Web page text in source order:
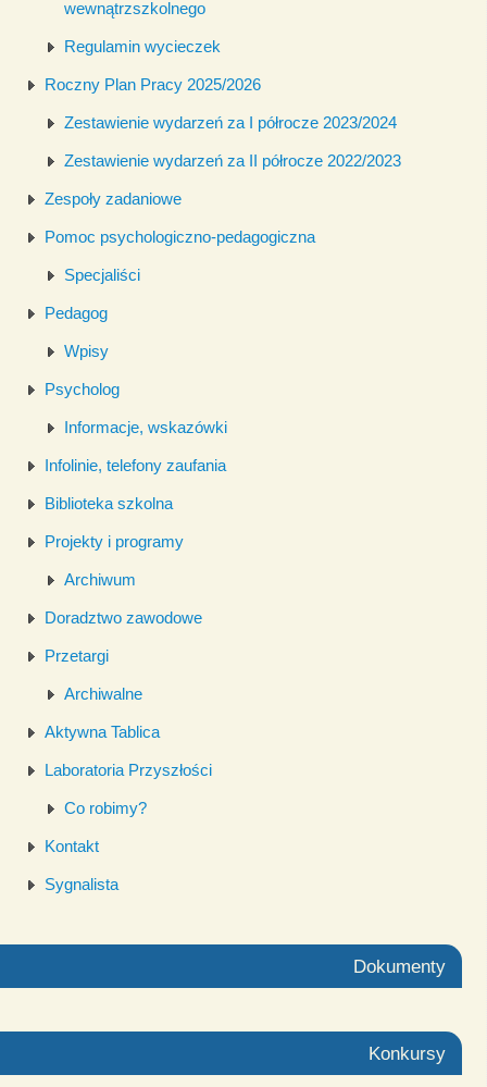
wewnątrzszkolnego
Regulamin wycieczek
Roczny Plan Pracy 2025/2026
Zestawienie wydarzeń za I półrocze 2023/2024
Zestawienie wydarzeń za II półrocze 2022/2023
Zespoły zadaniowe
Pomoc psychologiczno-pedagogiczna
Specjaliści
Pedagog
Wpisy
Psycholog
Informacje, wskazówki
Infolinie, telefony zaufania
Biblioteka szkolna
Projekty i programy
Archiwum
Doradztwo zawodowe
Przetargi
Archiwalne
Aktywna Tablica
Laboratoria Przyszłości
Co robimy?
Kontakt
Sygnalista
Dokumenty
Konkursy